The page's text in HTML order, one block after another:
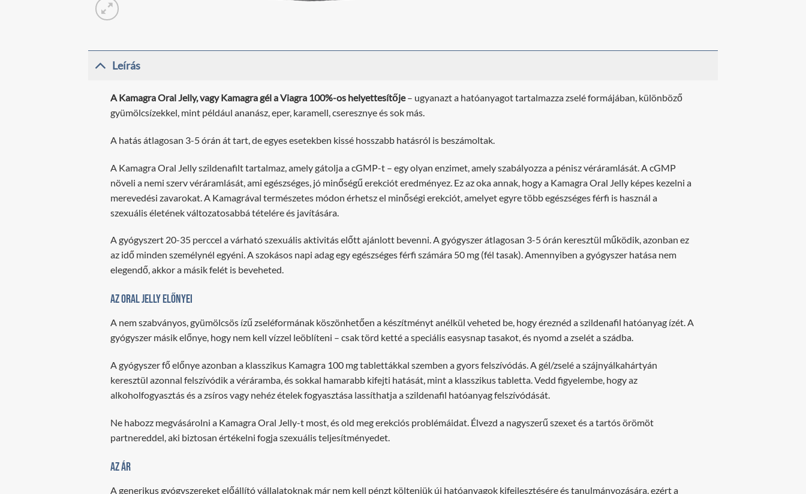
Leírás
A Kamagra Oral Jelly, vagy Kamagra gél a Viagra 100%-os helyettesítője– ugyanazt a hatóanyagot tartalmazza zselé formájában, különböző
gyümölcsízekkel, mint például ananász, eper, karamell, cseresznye és sok más.
A hatás átlagosan 3-5 órán át tart, de egyes esetekben kissé hosszabb hatásról is beszámoltak.
A Kamagra Oral Jelly szildenafilt tartalmaz, amely gátolja a cGMP-t – egy olyan enzimet, amely szabályozza a pénisz véráramlását. A cGMP
növeli a nemi szerv véráramlását, ami egészséges, jó minőségű erekciót eredményez. Ez az oka annak, hogy a Kamagra Oral Jelly képes kezelni a
merevedési zavarokat. A Kamagrával természetes módon érhetsz el minőségi erekciót, amelyet egyre több egészséges férfi is használ a
szexuális életének változatosabbá tételére és javítására.
A gyógyszert 20-35 perccel a várható szexuális aktivitás előtt ajánlott bevenni. A gyógyszer átlagosan 3-5 órán keresztül működik, azonban ez
az idő minden személynél egyéni. A szokásos napi adag egy egészséges férfi számára 50 mg (fél tasak). Amennyiben a gyógyszer hatása nem
elegendő, akkor a másik felét is beveheted.
Az Oral Jelly előnyei
A nem szabványos, gyümölcsös ízű zseléformának köszönhetően a készítményt anélkül veheted be, hogy éreznéd a szildenafil hatóanyag ízét. A
gyógyszer másik előnye, hogy nem kell vízzel leöblíteni – csak törd ketté a speciális easysnap tasakot, és nyomd a zselét a szádba.
A gyógyszer fő előnye azonban a klasszikus Kamagra 100 mg tablettákkal szemben a gyors felszívódás. A gél/zselé a szájnyálkahártyán
keresztül azonnal felszívódik a véráramba, és sokkal hamarabb kifejti hatását, mint a klasszikus tabletta. Vedd figyelembe, hogy az
alkoholfogyasztás és a zsíros vagy nehéz ételek fogyasztása lassíthatja a szildenafil hatóanyag felszívódását.
Ne habozz megvásárolni a Kamagra Oral Jelly-t most, és old meg erekciós problémáidat. Élvezd a nagyszerű szexet és a tartós örömöt
partnereddel, aki biztosan értékelni fogja szexuális teljesítményedet.
Az ár
A generikus gyógyszereket előállító vállalatoknak már nem kell pénzt költeniük új hatóanyagok kifejlesztésére és tanulmányozására, ezért a